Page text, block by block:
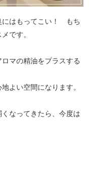
にはもってこい！ もち
です。
マの精油をプラスする
よい空間になります。
なってきたら、今度は